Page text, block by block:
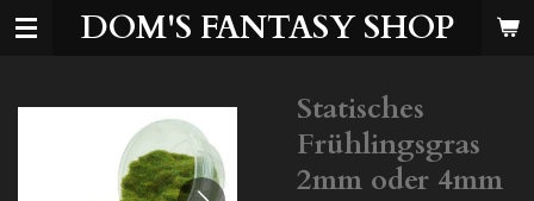
Zum
DOM'S FANTASY SHOP
Statisches
Frühlingsgras
2mm oder 4mm